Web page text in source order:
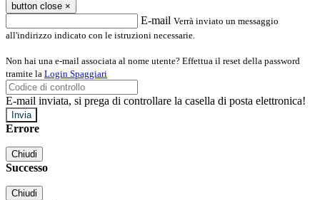
button close ×
E-mail Verrà inviato un messaggio
all'indirizzo indicato con le istruzioni necessarie.
Non hai una e-mail associata al nome utente? Effettua il reset della password
tramite la Login Spaggiari
E-mail inviata, si prega di controllare la casella di posta elettronica!
Errore
Chiudi
Successo
Chiudi